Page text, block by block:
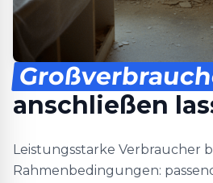
anschließen
Leistungsstarke Verbraucher
Rahmenbedingungen: